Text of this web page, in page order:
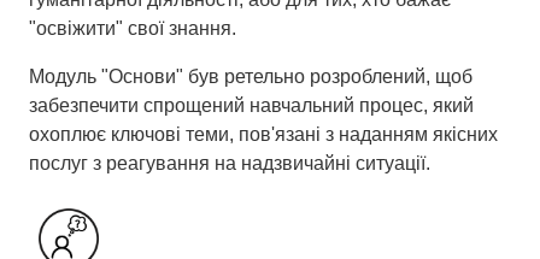
"освіжити" свої знання.
Модуль "Основи" був ретельно розроблений, щоб
забезпечити спрощений навчальний процес, який
охоплює ключові теми, пов'язані з наданням якісних
послуг з реагування на надзвичайні ситуації.